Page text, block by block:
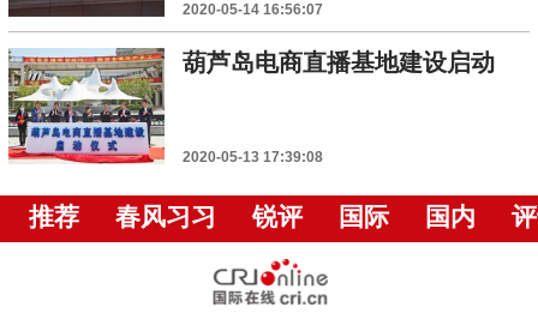
2020-05-14 16:56:07
葫芦岛电商直播基地建设启动
2020-05-13 17:39:08
推荐 春风习习 锐评 国际 国内